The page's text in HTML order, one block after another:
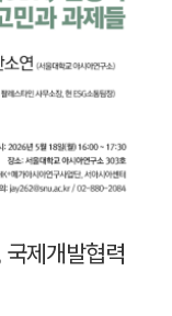
제개발협력